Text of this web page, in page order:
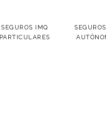
SEGUROS IMQ
PARTICULARES